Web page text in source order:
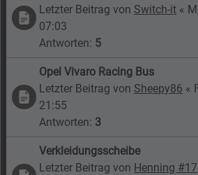
Letzter Beitrag von Switch-it «
07:03
Antworten: 5
Opel Vivaro Racing Bus
Letzter Beitrag von Sheepy86 «
21:55
Antworten: 3
Verkleidungsscheibe
Letzter Beitrag von Henning #17